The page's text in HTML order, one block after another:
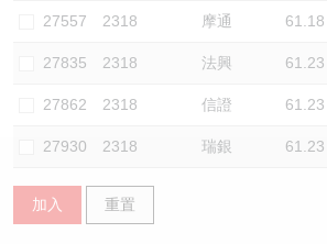
27557 2318 摩通 61.18
27835 2318 法興 61.23
27862 2318 信證 61.23
27930 2318 瑞銀 61.23
加入 重置
認股證/牛熊證日誌
認股證文件及公告
認股證文件及公告 (瑞信)
牛熊證到期結算價查詢
牛熊證分析儀
牛熊證速算機
中資ETFs溢價比較
AH 股價對照
即市板塊表現